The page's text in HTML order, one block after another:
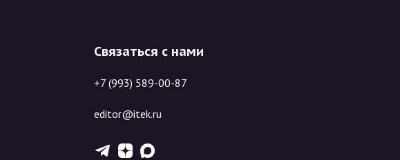
Связаться с нами
+7 (993) 589-00-87
editor@itek.ru
T Z X